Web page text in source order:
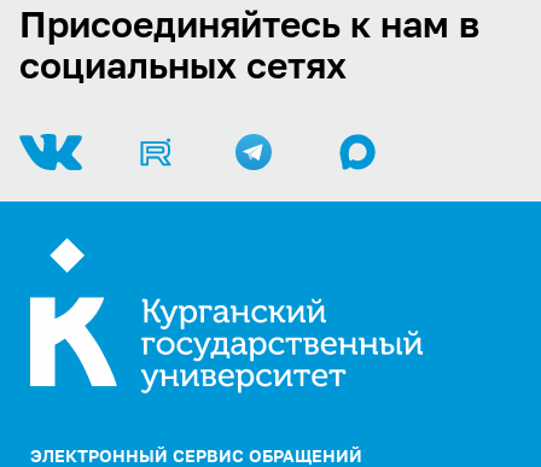
Присоединяйтесь к нам в
социальных сетях
ЭЛЕКТРОННЫЙ СЕРВИС ОБРАЩЕНИЙ